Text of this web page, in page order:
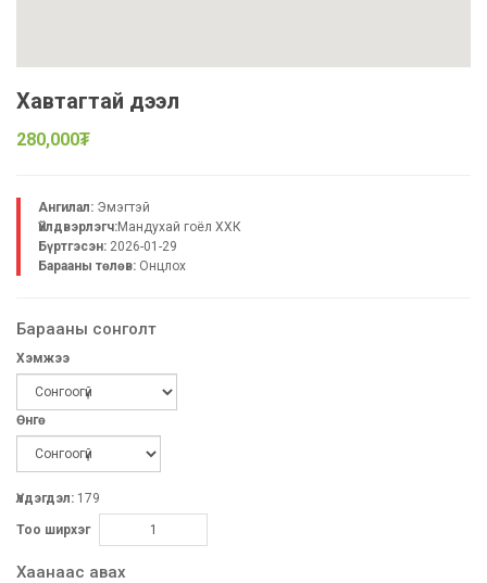
Хавтагтай дээл
280,000₮
Ангилал: Эмэгтэй
Үйлдвэрлэгч:Maндухай гоёл ХХК
Бүртгэсэн: 2026-01-29
Барааны төлөв: Онцлох
Барааны сонголт
Хэмжээ
Өнгө
Үлдэгдэл: 179
Тоо ширхэг
Хаанаас авах